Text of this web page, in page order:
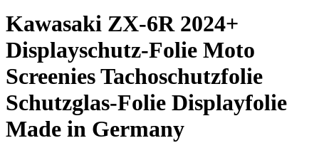
Kawasaki ZX-6R 2024+
Displayschutz-Folie Moto
Screenies Tachoschutzfolie
Schutzglas-Folie Displayfolie
Made in Germany